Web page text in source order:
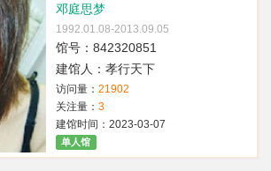
邓庭思梦
1992.01.08-2013.09.05
馆号：842320851
建馆人：孝行天下
访问量： 21902
关注量： 3
建馆时间：2023-03-07
单人馆